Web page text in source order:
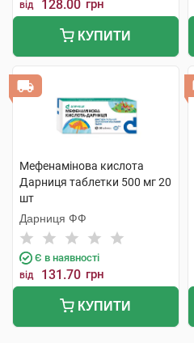
від 128.00 грн
КУПИТИ
Мефенамінова кислота
Дарниця таблетки 500 мг 20
шт
Дарниця ФФ
Є в наявності
від 131.70 грн
КУПИТИ